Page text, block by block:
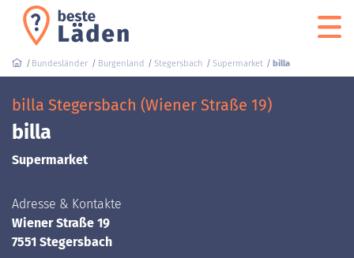
Bundesländer Burgenland Stegersbach Supermarket billa
billa Stegersbach (Wiener Straße 19)
billa
Supermarket
Adresse & Kontakte
Wiener Straße 19
7551 Stegersbach